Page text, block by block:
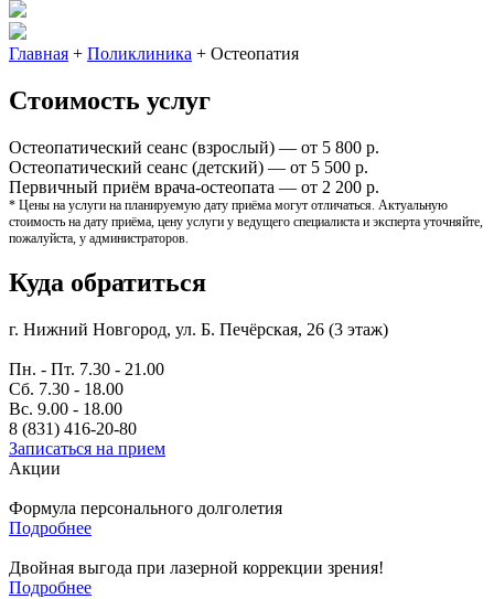
Главная + Поликлиника + Остеопатия
Стоимость услуг
Остеопатический сеанс (взрослый) — от 5 800 р.
Остеопатический сеанс (детский) — от 5 500 р.
Первичный приём врача-остеопата — от 2 200 р.
* Цены на услуги на планируемую дату приёма могут отличаться. Актуальную
стоимость на дату приёма, цену услуги у ведущего специалиста и эксперта уточняйте,
пожалуйста, у администраторов.
Куда обратиться
г. Нижний Новгород, ул. Б. Печёрская, 26 (3 этаж)
Пн. - Пт. 7.30 - 21.00
Сб. 7.30 - 18.00
Вс. 9.00 - 18.00
8 (831) 416-20-80
Записаться на прием
Акции
Формула персонального долголетия
Подробнее
Двойная выгода при лазерной коррекции зрения!
Подробнее